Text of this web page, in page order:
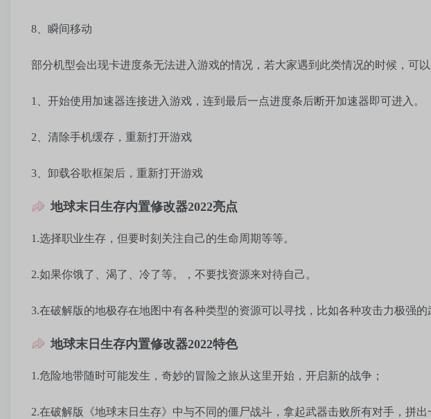
8、瞬间移动
部分机型会出现卡进度条无法进入游戏的情况，若大家遇到此类情况的时候，可
1、开始使用加速器连接进入游戏，连到最后一点进度条后断开加速器即可进入。
2、清除手机缓存，重新打开游戏
3、卸载谷歌框架后，重新打开游戏
地球末日生存内置修改器2022亮点
1.选择职业生存，但要时刻关注自己的生命周期等等。
2.如果你饿了、渴了、冷了等。，不要找资源来对待自己。
3.在破解版的地极存在地图中有各种类型的资源可以寻找，比如各种攻击力极强的
地球末日生存内置修改器2022特色
1.危险地带随时可能发生，奇妙的冒险之旅从这里开始，开启新的战争；
2.在破解版《地球末日生存》中与不同的僵尸战斗，拿起武器击败所有对手，拼出